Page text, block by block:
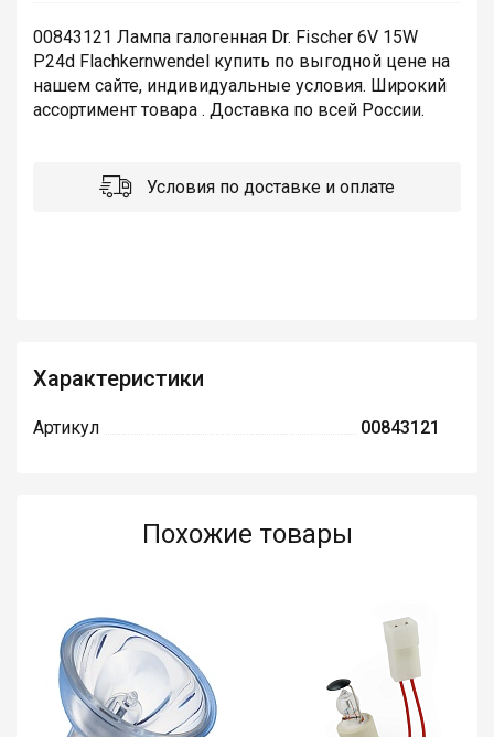
00843121 Лампа галогенная Dr. Fischer 6V 15W
P24d Flachkernwendel купить по выгодной цене на
нашем сайте, индивидуальные условия. Широкий
ассортимент товара . Доставка по всей России.
Условия по доставке и оплате
Характеристики
Артикул 00843121
Похожие товары